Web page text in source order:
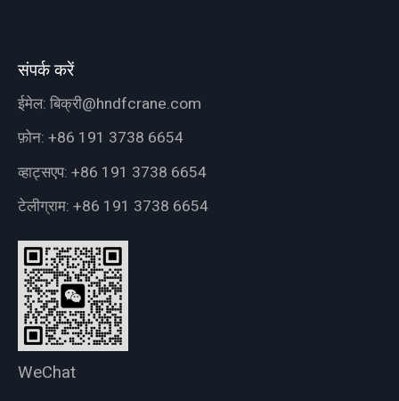
संपर्क करें
ईमेल: बिक्री@hndfcrane.com
फ़ोन: +86 191 3738 6654
व्हाट्सएप: +86 191 3738 6654
टेलीग्राम: +86 191 3738 6654
WeChat